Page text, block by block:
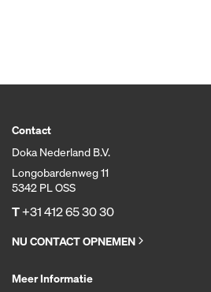
Contact
Doka Nederland B.V.
Longobardenweg 11
5342 PL OSS
T+31 412 65 30 30
NU CONTACT OPNEMEN
Meer Informatie